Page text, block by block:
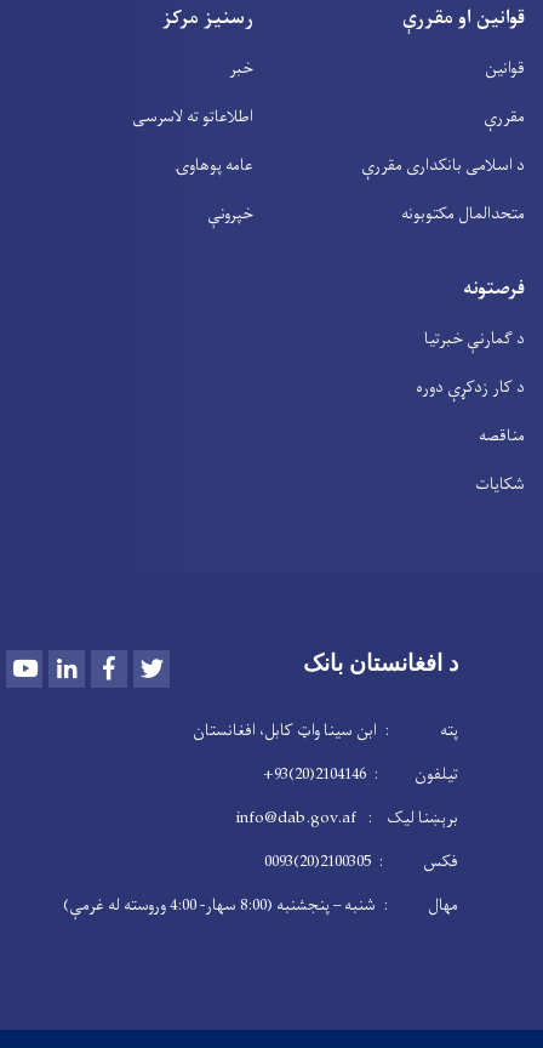
قوانین او مقررې
قوانین
مقررې
د اسلامی بانکداری مقررې
متحدالمال مکتوبونه
رسنیز مرکز
خبر
اطلاعاتو ته لاسرسی
عامه پوهاوۍ
خپرونې
فرصتونه
د ګمارنې خبرتیا
د کار زدکړې دوره
مناقصه
شکایات
د افغانستان بانک YoutubeLinkedInFacebook
پته : ابن سینا واټ کابل، افغانستان
تیلفون : 2104146(20)93+
برېښنا لیک : info@dab.gov.af
فکس : 2100305(20)0093
مهال : شنبه – پنجشنبه (8:00 سهار- 4:00 وروسته له غرمې)